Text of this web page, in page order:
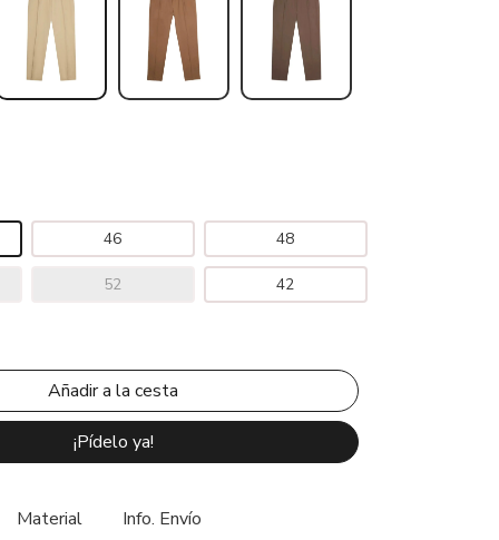
46 48
52 42
¡Pídelo ya!
Material Info. Envío